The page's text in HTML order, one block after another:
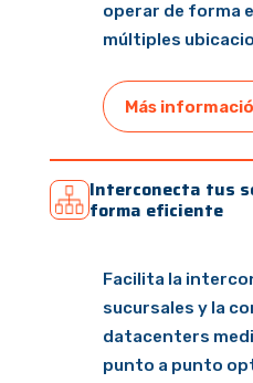
operar de forma
múltiples
Más
Interconecta tus
forma eficiente
Facilita la
sucursales y la
datacenters
punto a punto